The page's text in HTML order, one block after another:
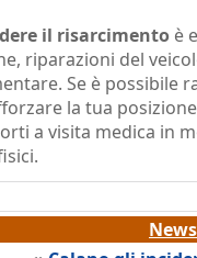
il risarcimento è
riparazioni del
Se è possibile
la tua
a visita medica in